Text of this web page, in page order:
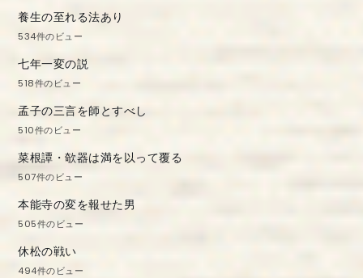
養生の至れる法あり
534件のビュー
七年一変の説
518件のビュー
孟子の三言を師とすべし
510件のビュー
菜根譚・欹器は満を以って覆る
507件のビュー
本能寺の変を報せた男
505件のビュー
休松の戦い
494件のビュー